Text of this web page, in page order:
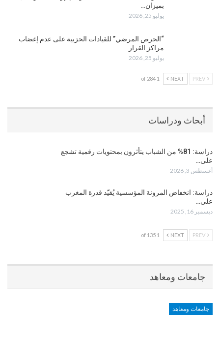
بميزان…
يوليو 25, 2026
“الحرص المرضي” للقيادات الحزبية على عدم إغضاب
مراكز القرار
يوليو 25, 2026
NEXT
1 of 284
أبحاث ودراسات
دراسة: 81% من الشباب يتأثرون بمحتويات رقمية تشجع
على…
أغسطس 3, 2026
دراسة: انخفاض المرونة المؤسسية يُقيّد قدرة المغرب
على…
ديسمبر 16, 2025
NEXT
1 of 135
جامعات ومعاهد
جامعات ومعاهد